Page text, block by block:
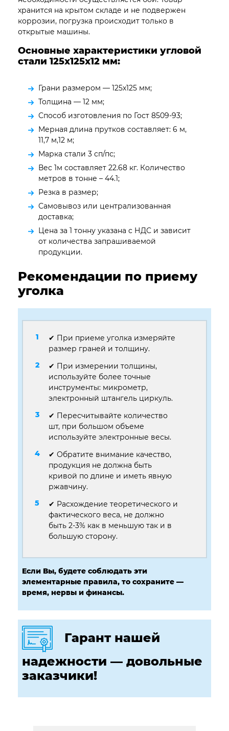
хранится на крытом складе и не подвержен
коррозии, погрузка происходит только в
открытые машины.
Основные характеристики угловой
стали 125х125х12 мм:
Грани размером — 125х125 мм;
Толщина — 12 мм;
Способ изготовления по Гост 8509-93;
Мерная длина прутков составляет: 6 м,
11,7 м,12 м;
Марка стали 3 сп/пс;
Вес 1м составляет 22.68 кг. Количество
метров в тонне – 44.1;
Резка в размер;
Самовывоз или централизованная
доставка;
Цена за 1 тонну указана с НДС и зависит
от количества запрашиваемой
продукции.
Рекомендации по приему
уголка
✔ При приеме уголка измеряйте
размер граней и толщину.
✔ При измерении толщины,
используйте более точные
инструменты: микрометр,
электронный штангель циркуль.
✔ Пересчитывайте количество
шт, при большом объеме
используйте электронные весы.
✔ Обратите внимание качество,
продукция не должна быть
кривой по длине и иметь явную
ржавчину.
✔ Расхождение теоретического и
фактического веса, не должно
быть 2-3% как в меньшую так и в
большую сторону.
Если Вы, будете соблюдать эти
элементарные правила, то сохраните —
время, нервы и финансы.
Гарант нашей
надежности — довольные
заказчики!